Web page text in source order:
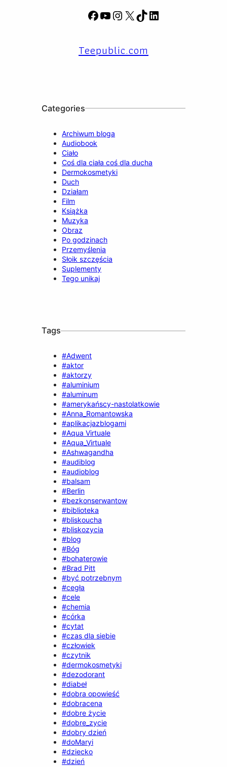
F
e
b
Y
T
u
t
a
X
T
o
Teepublic.com
Categories
Archiwum bloga
Audiobook
Ciało
Coś dla ciała coś dla ducha
Dermokosmetyki
Duch
Działam
Film
Książka
Muzyka
Obraz
Po godzinach
Przemyślenia
Słoik szczęścia
Suplementy
Tego unikaj
Tags
#Adwent
#aktor
#aktorzy
#aluminium
#aluminum
#amerykańscy-nastolatkowie
#Anna_Romantowska
#aplikacjazblogami
#Aqua Virtuale
#Aqua_Virtuale
#Ashwagandha
#audiblog
#audioblog
#balsam
#Berlin
#bezkonserwantow
#biblioteka
#bliskoucha
#bliskozycia
#blog
#Bóg
#bohaterowie
#Brad Pitt
#być potrzebnym
#cegła
#cele
#chemia
#córka
#cytat
#czas dla siebie
#człowiek
#czytnik
#dermokosmetyki
#dezodorant
#diabeł
#dobra opowieść
#dobracena
#dobre życie
#dobre_zycie
#dobry dzień
#doMaryi
#dziecko
#dzień